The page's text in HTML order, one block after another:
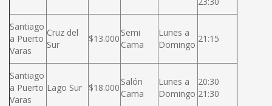
Santiago
a Puerto
Varas
Cruz del
Sur
$13.000
Semi
Cama
Lunes a
Domingo
21:15
Santiago
a Puerto
Varas
Lago Sur $18.000
Salón
Cama
Lunes a
Domingo
20:30
21:30